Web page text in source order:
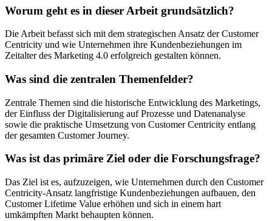
Worum geht es in dieser Arbeit grundsätzlich?
Die Arbeit befasst sich mit dem strategischen Ansatz der Customer
Centricity und wie Unternehmen ihre Kundenbeziehungen im
Zeitalter des Marketing 4.0 erfolgreich gestalten können.
Was sind die zentralen Themenfelder?
Zentrale Themen sind die historische Entwicklung des Marketings,
der Einfluss der Digitalisierung auf Prozesse und Datenanalyse
sowie die praktische Umsetzung von Customer Centricity entlang
der gesamten Customer Journey.
Was ist das primäre Ziel oder die Forschungsfrage?
Das Ziel ist es, aufzuzeigen, wie Unternehmen durch den Customer
Centricity-Ansatz langfristige Kundenbeziehungen aufbauen, den
Customer Lifetime Value erhöhen und sich in einem hart
umkämpften Markt behaupten können.